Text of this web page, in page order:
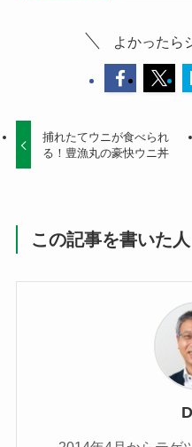
よかったら
捕れたてウニが食べられ
る！豊漁丸の豪快ウニ丼
この記事を書いた人